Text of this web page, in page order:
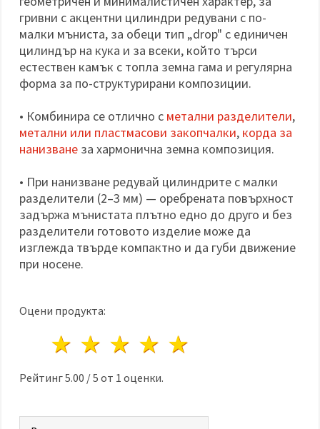
гривни с акцентни цилиндри редувани с по-
малки мъниста, за обеци тип „drop" с единичен
цилиндър на кука и за всеки, който търси
естествен камък с топла земна гама и регулярна
форма за по-структурирани композиции.
• Комбинира се отлично с метални разделители,
метални или пластмасови закопчалки, корда за
нанизване за хармонична земна композиция.
• При нанизване редувай цилиндрите с малки
разделители (2–3 мм) — оребрената повърхност
задържа мънистата плътно едно до друго и без
разделители готовото изделие може да
изглежда твърде компактно и да губи движение
при носене.
Оцени продукта:
4 звезди
3 звезди
2 звезди
1 звезда
Рейтинг5.00 /5 от 1 оценки.